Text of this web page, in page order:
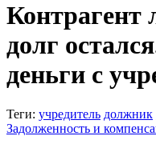
Контрагент
долг
деньги с
Теги: учредитель должник
Задолженность и